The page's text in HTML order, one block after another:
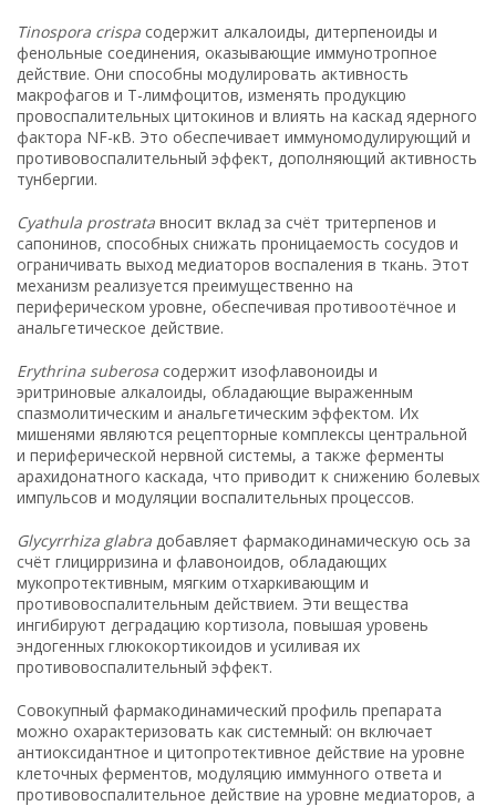
Tinospora crispa содержит алкалоиды, дитерпеноиды и
фенольные соединения, оказывающие иммунотропное
действие. Они способны модулировать активность
макрофагов и Т-лимфоцитов, изменять продукцию
провоспалительных цитокинов и влиять на каскад ядерного
фактора NF-κB. Это обеспечивает иммуномодулирующий и
противовоспалительный эффект, дополняющий активность
тунбергии.
Cyathula prostrata вносит вклад за счёт тритерпенов и
сапонинов, способных снижать проницаемость сосудов и
ограничивать выход медиаторов воспаления в ткань. Этот
механизм реализуется преимущественно на
периферическом уровне, обеспечивая противоотёчное и
анальгетическое действие.
Erythrina suberosa содержит изофлавоноиды и
эритриновые алкалоиды, обладающие выраженным
спазмолитическим и анальгетическим эффектом. Их
мишенями являются рецепторные комплексы центральной
и периферической нервной системы, а также ферменты
арахидонатного каскада, что приводит к снижению болевых
импульсов и модуляции воспалительных процессов.
Glycyrrhiza glabra добавляет фармакодинамическую ось за
счёт глицирризина и флавоноидов, обладающих
мукопротективным, мягким отхаркивающим и
противовоспалительным действием. Эти вещества
ингибируют деградацию кортизола, повышая уровень
эндогенных глюкокортикоидов и усиливая их
противовоспалительный эффект.
Совокупный фармакодинамический профиль препарата
можно охарактеризовать как системный: он включает
антиоксидантное и цитопротективное действие на уровне
клеточных ферментов, модуляцию иммунного ответа и
противовоспалительное действие на уровне медиаторов, а